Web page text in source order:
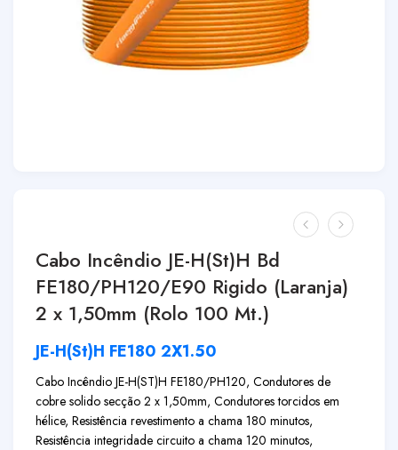
Cabo Incêndio JE-H(St)H Bd
FE180/PH120/E90 Rigido (Laranja)
2 x 1,50mm (Rolo 100 Mt.)
JE-H(St)H FE180 2X1.50
Cabo Incêndio JE-H(ST)H FE180/PH120, Condutores de
cobre solido secção 2 x 1,50mm, Condutores torcidos em
hélice, Resistência revestimento a chama 180 minutos,
Resistência integridade circuito a chama 120 minutos,